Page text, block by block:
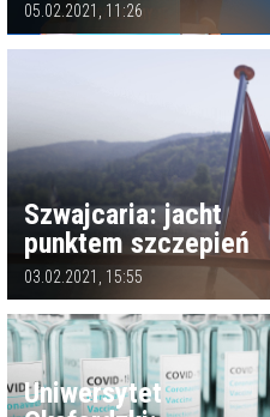
05.02.2021, 11:26
Szwajcaria: jacht
punktem szczepień
03.02.2021, 15:55
Uniwersytet